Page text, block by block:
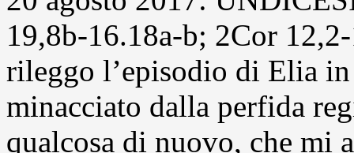
19,8b-16.18a-b; 2Cor
rileggo l’episodio di Elia
minacciato dalla perfida
qualcosa di nuovo, che mi